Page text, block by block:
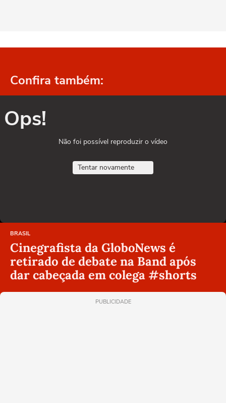
Confira também:
Ops!
Não foi possível reproduzir o vídeo
Tentar novamente
BRASIL
Cinegrafista da GloboNews é
retirado de debate na Band após
dar cabeçada em colega #shorts
PUBLICIDADE